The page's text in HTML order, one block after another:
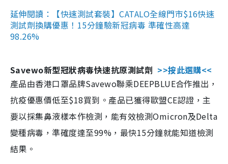
延伸閱讀：【快速測試套裝】CATALO全線門市$16快速
測試劑換購優惠！15分鐘驗新冠病毒 準確性高達
98.26%
Savewo新型冠狀病毒快速抗原測試劑 >>按此選購<<
產品由香港口罩品牌Savewo聯乘DEEPBLUE合作推出，
抗疫優惠價低至$18買到。產品已獲得歐盟CE認證，主
要以採集鼻液樣本作檢測，能有效檢測Omicron及Delta
變種病毒，準確度達至99%，最快15分鐘就能知道檢測
結果。